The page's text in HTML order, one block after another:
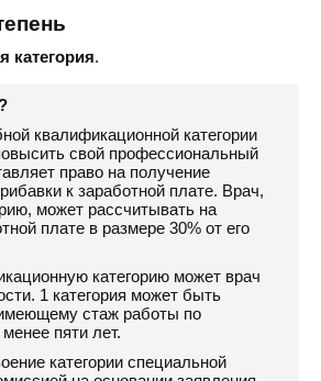
категория.
квалификационной категории
свой профессиональный
право на получение
к заработной плате. Врач,
может рассчитывать на
плате в размере 30% от его
категорию может врач
1 категория может быть
стаж работы по
пяти лет.
категории специальной